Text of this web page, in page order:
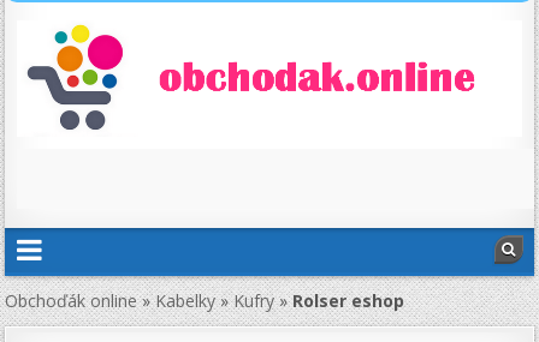
Obchoďák online»Kabelky»Kufry»Rolser eshop